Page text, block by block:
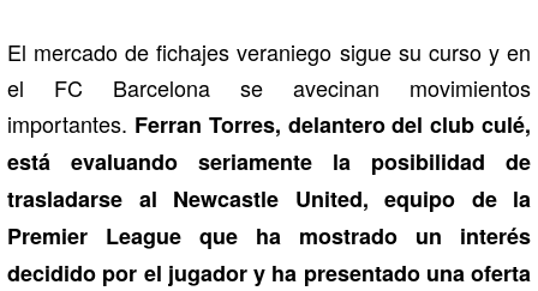
El mercado de fichajes veraniego sigue su curso y en
el FC Barcelona se avecinan movimientos
importantes. Ferran Torres, delantero del club culé,
está evaluando seriamente la posibilidad de
trasladarse al Newcastle United, equipo de la
Premier League que ha mostrado un interés
decidido por el jugador y ha presentado una oferta